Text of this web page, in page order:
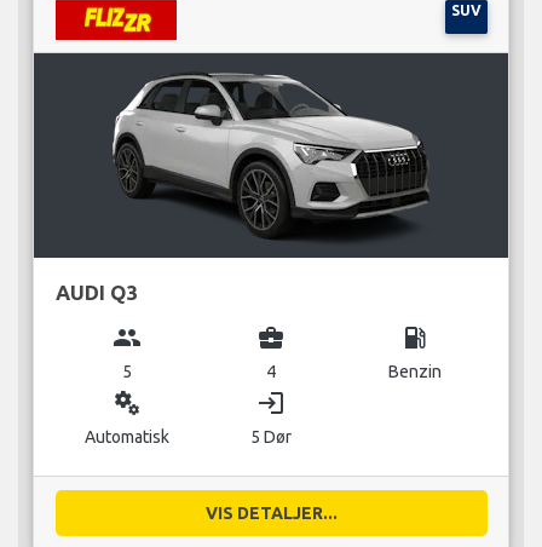
SUV
AUDI Q3
group
5
business_center
4
local_gas_station
Benzin
miscellaneous_services
Automatisk
login
5 Dør
VIS DETALJER...